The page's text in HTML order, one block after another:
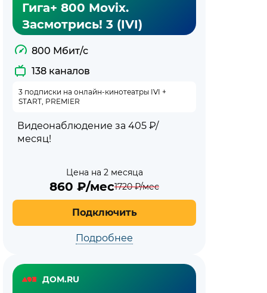
Гига+ 800 Movix.
Засмотрись! 3 (IVI)
800 Мбит/с
138 каналов
3 подписки на онлайн-кинотеатры IVI +
START, PREMIER
Видеонаблюдение за 405 ₽/
месяц!
Цена на 2 месяца
860 ₽/мес1720₽/мес
Подключить
Подробнее
ДОМ.RU